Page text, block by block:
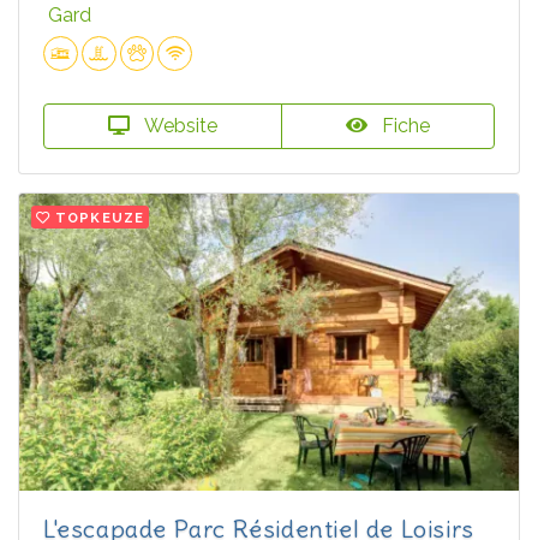
Gard
Website Fiche
TOPKEUZE
L'escapade Parc Résidentiel de Loisirs